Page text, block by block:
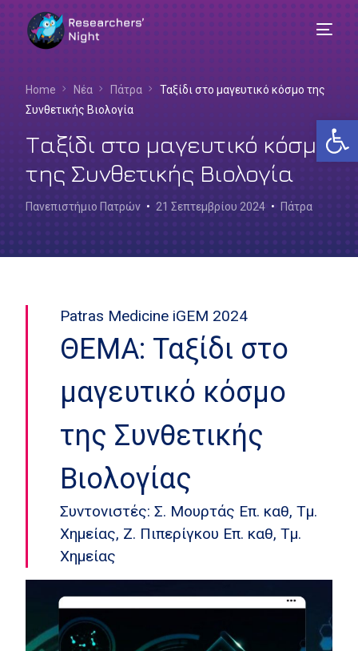
Home Νέα Πάτρα
Ταξίδι στο μαγευτικό κόσμο της
Συνθετικής Βιολογία
Ταξίδι στο μαγευτικό κόσμο
της Συνθετικής Βιολογία
Πανεπιστήμιο Πατρών 21 Σεπτεμβρίου 2024 Πάτρα
Patras Medicine iGEM 2024
Θ ΕΜΑ: Ταξίδι στο
μαγευτικό κόσμο
της Συνθετικής
Βιολογίας
Συντονιστές: Σ. Μουρτάς Επ. καθ, Τμ.
Χημείας, Ζ. Πιπερίγκου Επ. καθ, Τμ.
Χημείας
Ελληνικά